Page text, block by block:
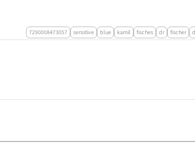
fischer
dr
fisches
kamil
blue
sensitive
7290008473057